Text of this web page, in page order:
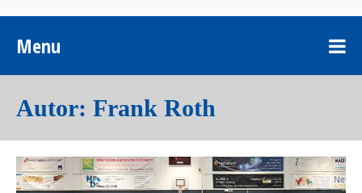
Menu
Autor: Frank Roth